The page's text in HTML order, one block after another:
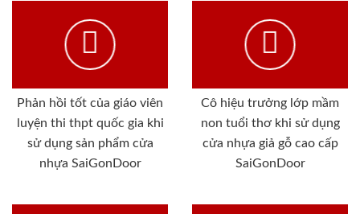
Phản hồi tốt của giáo viên
luyện thi thpt quốc gia khi
sử dụng sản phẩm cửa
nhựa SaiGonDoor
Cô hiệu trưởng lớp mầm
non tuổi thơ khi sử dụng
cửa nhựa giả gỗ cao cấp
SaiGonDoor